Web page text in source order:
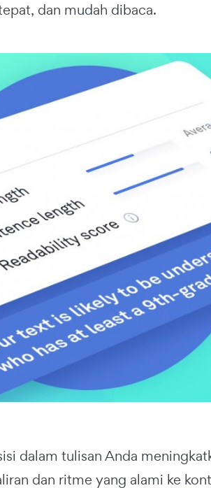
dan mudah dibaca.
dalam tulisan Anda
dan ritme yang alami ke